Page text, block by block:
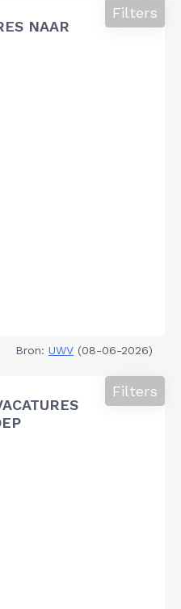
NAAR
Filters
Bron: UWV (08-06-2026)
Filters